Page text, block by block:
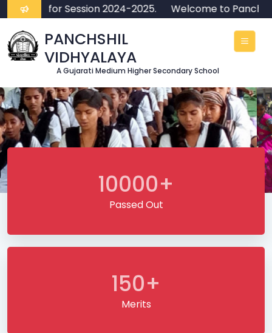
Open for Session 2024-2025. Welcome to
PANCHSHIL
VIDHYALAYA
A Gujarati Medium Higher Secondary School
10000+
Passed Out
150+
Merits